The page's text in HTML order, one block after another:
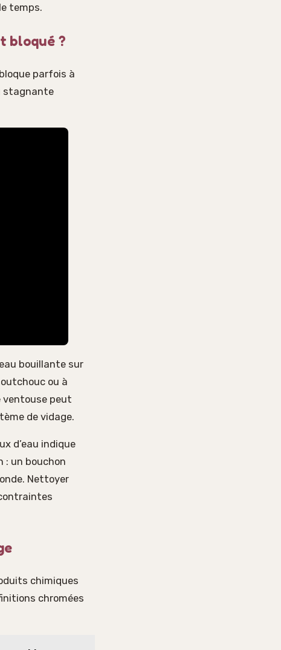
temps.
bloqué ?
parfois à
stagnante
bouillante sur
ou à
ventouse peut
de vidage.
d’eau indique
: un bouchon
Nettoyer
chimiques
chromées